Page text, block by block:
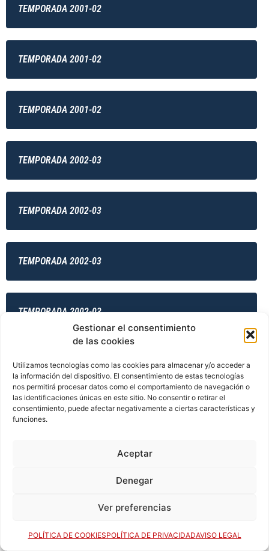
Gestionar el consentimiento
de las cookies
Utilizamos tecnologías como las cookies para almacenar y/o acceder a
la información del dispositivo. El consentimiento de estas tecnologías
nos permitirá procesar datos como el comportamiento de navegación o
las identificaciones únicas en este sitio. No consentir o retirar el
consentimiento, puede afectar negativamente a ciertas características y
funciones.
Aceptar
Denegar
Ver preferencias
POLÍTICA DE COOKIESPOLÍTICA DE PRIVACIDADAVISO LEGAL
TEMPORADA 2001-02
TEMPORADA 2001-02
TEMPORADA 2001-02
TEMPORADA 2002-03
TEMPORADA 2002-03
TEMPORADA 2002-03
TEMPORADA 2002-03
TEMPORADA 2003-04
TEMPORADA 2003-04
TEMPORADA 2003-04